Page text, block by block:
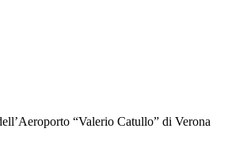
“Valerio Catullo” di Verona